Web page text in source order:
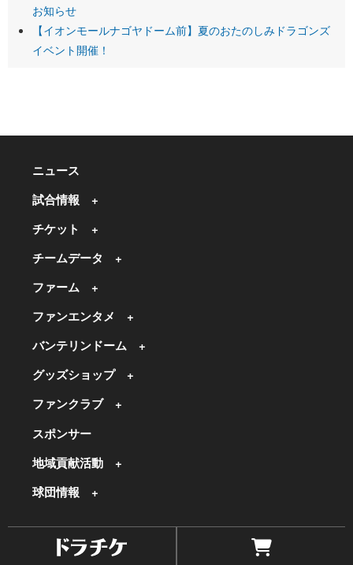
お知らせ
【イオンモールナゴヤドーム前】夏のおたのしみドラゴンズ
イベント開催！
ニュース
試合情報
チケット
チームデータ
ファーム
ファンエンタメ
バンテリンドーム
グッズショップ
ファンクラブ
スポンサー
地域貢献活動
球団情報